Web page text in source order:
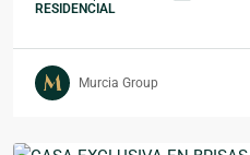
RESIDENCIAL
Murcia Group